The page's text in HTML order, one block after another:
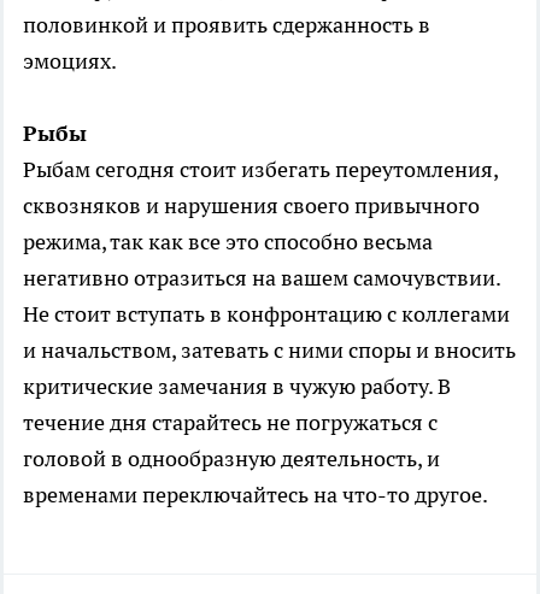
половинкой и проявить сдержанность в
эмоциях.
Рыбы
Рыбам сегодня стоит избегать переутомления,
сквозняков и нарушения своего привычного
режима, так как все это способно весьма
негативно отразиться на вашем самочувствии.
Не стоит вступать в конфронтацию с коллегами
и начальством, затевать с ними споры и вносить
критические замечания в чужую работу. В
течение дня старайтесь не погружаться с
головой в однообразную деятельность, и
временами переключайтесь на что-то другое.